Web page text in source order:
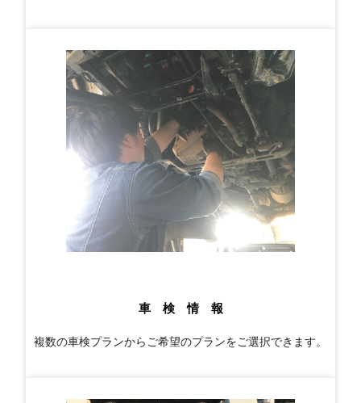
車 検 情 報
複数の車検プランからご希望のプランをご選択できます。